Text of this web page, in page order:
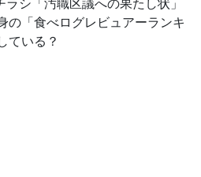
の「食べログレビュアーランキ
ている？